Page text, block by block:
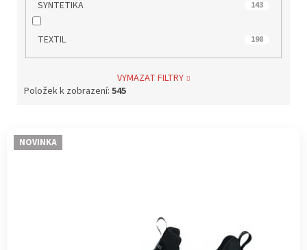
SYNTETIKA 143
TEXTIL 198
VYMAZAT FILTRY
Položek k zobrazení: 545
V NOVINKA